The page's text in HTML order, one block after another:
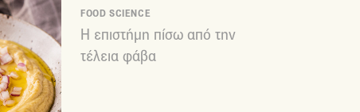
FOOD SCIENCE
Η επιστήμη πίσω από την
τέλεια φάβα